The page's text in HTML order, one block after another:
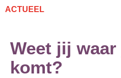
ACTUEEL
Weet jij
komt?